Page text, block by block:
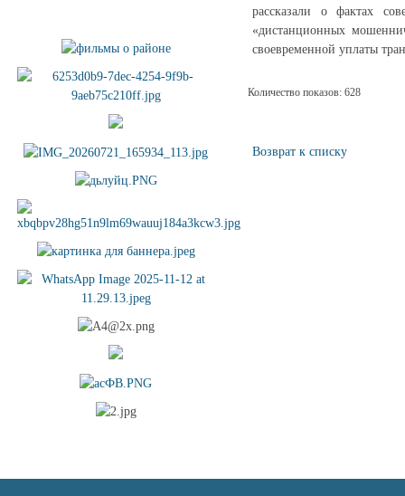
рассказали о фактах
«дистанционных
своевременной уплаты
Количество показов: 628
Возврат к списку